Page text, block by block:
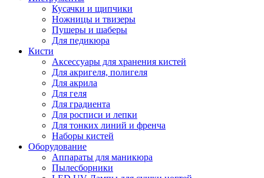
Кусачки и щипчики
Ножницы и твизеры
Пушеры и шаберы
Для педикюра
Кисти
Аксессуары для хранения кистей
Для акригеля, полигеля
Для акрила
Для геля
Для градиента
Для росписи и лепки
Для тонких линий и френча
Наборы кистей
Оборудование
Аппараты для маникюра
Пылесборники